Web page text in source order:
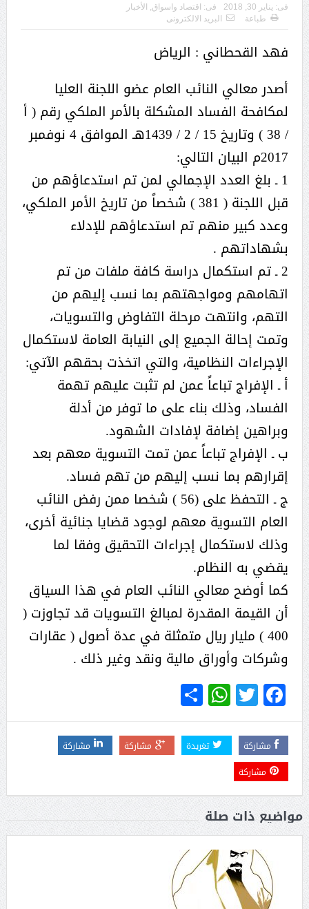
فى: يناير 30, 2018 فى: اقتصاد واسواق الأخبار
طباعة
البريد الالكترونى
فهد القحطاني : الرياض
أصدر معالي النائب العام عضو اللجنة العليا
لمكافحة الفساد المشكلة بالأمر الملكي رقم ( أ
/ 38 ) وتاريخ 15 / 2 / 1439هـ الموافق 4 نوفمبر
2017م البيان التالي:
1 ـ بلغ العدد الإجمالي لمن تم استدعاؤهم من
قبل اللجنة ( 381 ) شخصاً من تاريخ الأمر الملكي،
وعدد كبير منهم تم استدعاؤهم للإدلاء
بشهاداتهم .
2 ـ تم استكمال دراسة كافة ملفات من تم
اتهامهم ومواجهتهم بما نسب إليهم من
التهم، وانتهت مرحلة التفاوض والتسويات،
وتمت إحالة الجميع إلى النيابة العامة لاستكمال
الإجراءات النظامية، والتي اتخذت بحقهم الآتي:
أ ـ الإفراج تباعاً عمن لم تثبت عليهم تهمة
الفساد، وذلك بناء على ما توفر من أدلة
وبراهين إضافة لإفادات الشهود.
ب ـ الإفراج تباعاً عمن تمت التسوية معهم بعد
إقرارهم بما نسب إليهم من تهم فساد.
ج ـ التحفظ على (56 ) شخصا ممن رفض النائب
العام التسوية معهم لوجود قضايا جنائية أخرى،
وذلك لاستكمال إجراءات التحقيق وفقا لما
يقضي به النظام.
كما أوضح معالي النائب العام في هذا السياق
أن القيمة المقدرة لمبالغ التسويات قد تجاوزت (
400 ) مليار ريال متمثلة في عدة أصول ( عقارات
وشركات وأوراق مالية ونقد وغير ذلك .
Facebook
Twitter
WhatsApp
Share
مشاركة تغريدة مشاركة
مشاركة
مشاركة
مواضيع ذات صلة